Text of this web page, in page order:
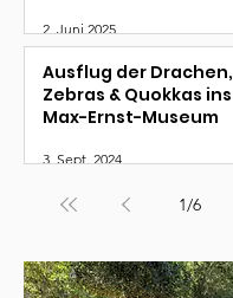
2. Juni 2025
Ausflug der Drachen,
Zebras & Quokkas ins
Max-Ernst-Museum
3. Sept. 2024
1/6